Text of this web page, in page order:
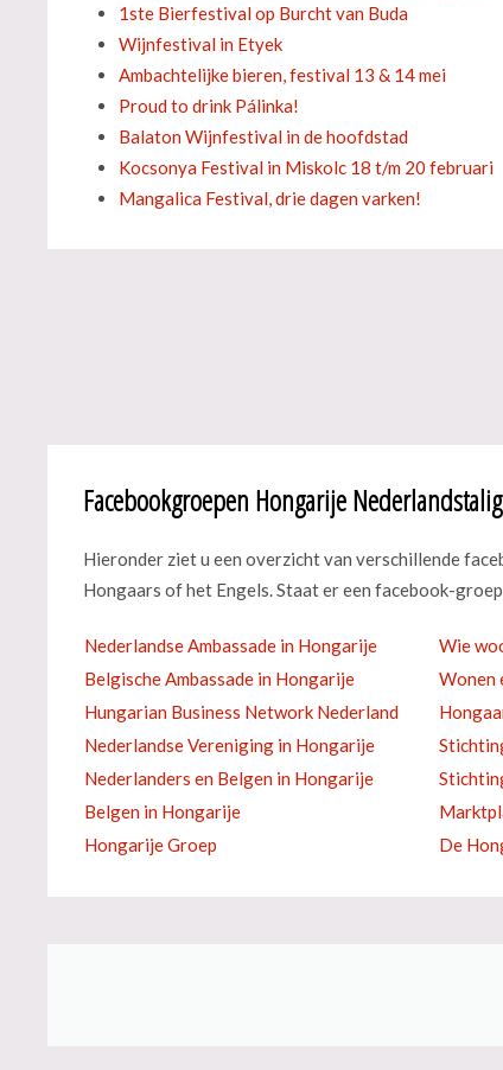
1ste Bierfestival op Burcht van Buda
Wijnfestival in Etyek
Ambachtelijke bieren, festival 13 & 14 mei
Proud to drink Pálinka!
Balaton Wijnfestival in de hoofdstad
Kocsonya Festival in Miskolc 18 t/m 20 februari
Mangalica Festival, drie dagen varken!
Facebookgroepen Hongarije Nederlandstalig
Hieronder ziet u een overzicht van verschillende
Hongaars of het Engels. Staat er een facebook-
Nederlandse Ambassade in Hongarije Wie
Belgische Ambassade in Hongarije
Wonen
Hungarian Business Network Nederland
Nederlandse Vereniging in Hongarije
Nederlanders en Belgen in Hongarije
Belgen in Hongarije
Hongarije Groep
De